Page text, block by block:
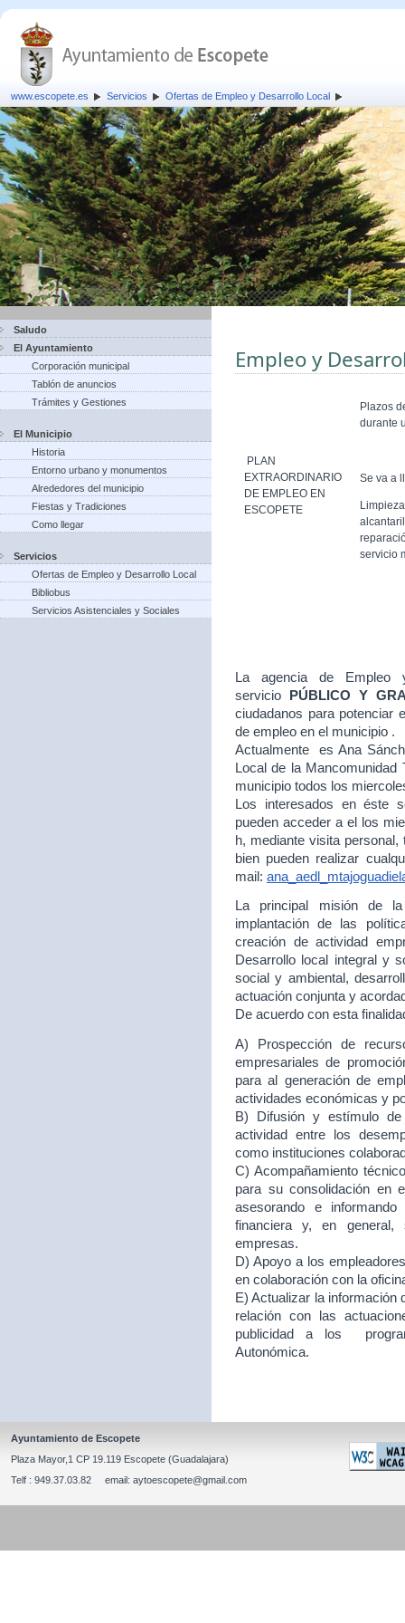
www.escopete.es Servicios Ofertas de Empleo y Desarrollo Local
Saludo
El Ayuntamiento
Corporación municipal
Tablón de anuncios
Trámites y Gestiones
El Municipio
Historia
Entorno urbano y monumentos
Alrededores del municipio
Fiestas y Tradiciones
Como llegar
Servicios
Ofertas de Empleo y Desarrollo Local
Bibliobus
Servicios Asistenciales y Sociales
Empleo y
PLAN
EXTRAORDINARIO
DE EMPLEO EN
ESCOPETE
Plazos
durante
Se va a
servicio
La agencia de Empleo
servicio
PÚBLICO Y
ciudadanos para potenciar
de empleo en el municipio .
Actualmente es Ana
Local de la Mancomunidad
municipio todos los
Los interesados en éste
pueden acceder a el los
h, mediante visita
bien pueden realizar
mail:
La principal misión de
implantación de las
creación de actividad
Desarrollo local integral y
social y ambiental,
actuación conjunta y
De acuerdo con esta
A) Prospección de
empresariales de
para al generación de
actividades económicas y
B) Difusión y estímulo de
actividad entre los
como instituciones
C) Acompañamiento
para su consolidación en
asesorando e
financiera y, en
empresas.
D) Apoyo a los
en colaboración con la
E) Actualizar la información
relación con las
publicidad a los
Autonómica.
Ayuntamiento de Escopete
Plaza Mayor,1 CP 19.119 Escopete (Guadalajara)
Telf : 949.37.03.82 email: aytoescopete@gmail.com